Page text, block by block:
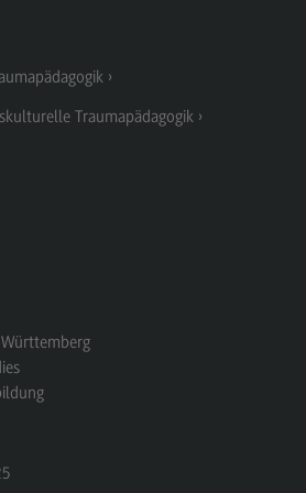
Traumapädagogik
Traumapädagogik
Traumapädagogik